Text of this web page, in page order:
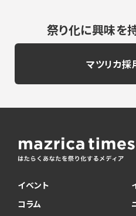
祭り化に興味を
マツリカ採
イベント
コラム